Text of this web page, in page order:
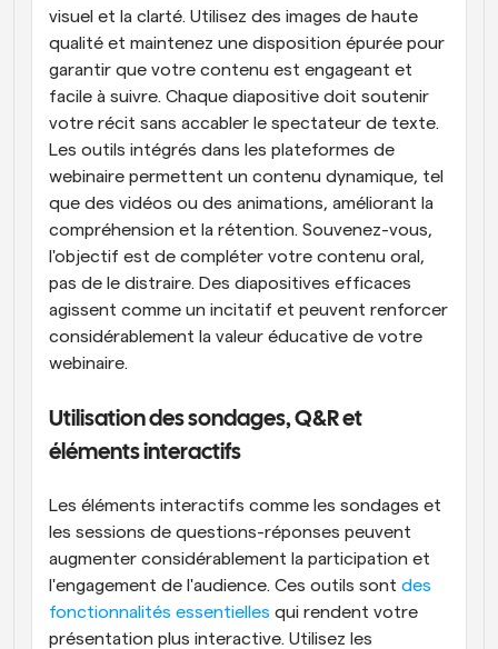
visuel et la clarté. Utilisez des images de haute
qualité et maintenez une disposition épurée pour
garantir que votre contenu est engageant et
facile à suivre. Chaque diapositive doit soutenir
votre récit sans accabler le spectateur de texte.
Les outils intégrés dans les plateformes de
webinaire permettent un contenu dynamique, tel
que des vidéos ou des animations, améliorant la
compréhension et la rétention. Souvenez-vous,
l'objectif est de compléter votre contenu oral,
pas de le distraire. Des diapositives efficaces
agissent comme un incitatif et peuvent renforcer
considérablement la valeur éducative de votre
webinaire.
Utilisation des sondages, Q&R et
éléments interactifs
Les éléments interactifs comme les sondages et
les sessions de questions-réponses peuvent
augmenter considérablement la participation et
l'engagement de l'audience. Ces outils sont des
fonctionnalités essentielles qui rendent votre
présentation plus interactive. Utilisez les